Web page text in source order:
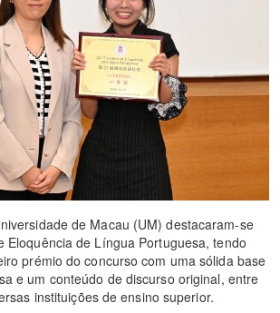
de Macau (UM) destacaram-se
Eloquência de Língua Portuguesa, tendo
prémio do concurso com uma sólida base
e um conteúdo de discurso original, entre
instituições de ensino superior.